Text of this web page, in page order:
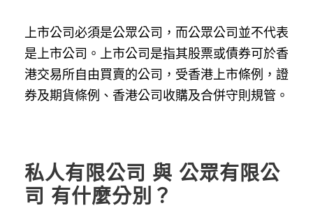
上市公司必須是公眾公司，而公眾公司並不代表
是上市公司。上市公司是指其股票或債券可於香
港交易所自由買賣的公司，受香港上市條例，證
券及期貨條例、香港公司收購及合併守則規管。
私人有限公司 與 公眾有限公
司 有什麼分別？